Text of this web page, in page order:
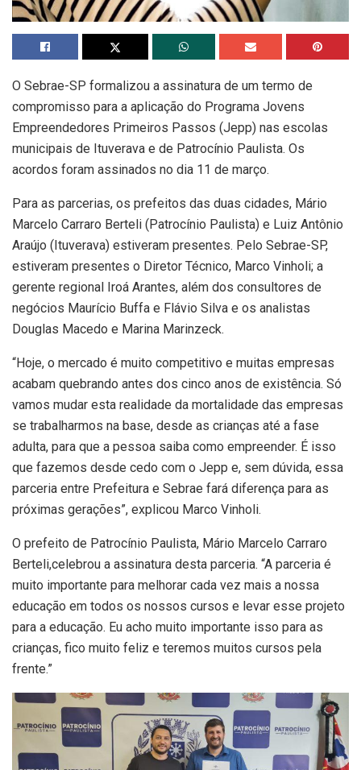
O Sebrae-SP formalizou a assinatura de um termo de
compromisso para a aplicação do Programa Jovens
Empreendedores Primeiros Passos (Jepp) nas escolas
municipais de Ituverava e de Patrocínio Paulista. Os
acordos foram assinados no dia 11 de março.
Para as parcerias, os prefeitos das duas cidades, Mário
Marcelo Carraro Berteli (Patrocínio Paulista) e Luiz Antônio
Araújo (Ituverava) estiveram presentes. Pelo Sebrae-SP,
estiveram presentes o Diretor Técnico, Marco Vinholi; a
gerente regional Iroá Arantes, além dos consultores de
negócios Maurício Buffa e Flávio Silva e os analistas
Douglas Macedo e Marina Marinzeck.
“Hoje, o mercado é muito competitivo e muitas empresas
acabam quebrando antes dos cinco anos de existência. Só
vamos mudar esta realidade da mortalidade das empresas
se trabalharmos na base, desde as crianças até a fase
adulta, para que a pessoa saiba como empreender. É isso
que fazemos desde cedo com o Jepp e, sem dúvida, essa
parceria entre Prefeitura e Sebrae fará diferença para as
próximas gerações”, explicou Marco Vinholi.
O prefeito de Patrocínio Paulista, Mário Marcelo Carraro
Berteli,celebrou a assinatura desta parceria. “A parceria é
muito importante para melhorar cada vez mais a nossa
educação em todos os nossos cursos e levar esse projeto
para a educação. Eu acho muito importante isso para as
crianças, fico muito feliz e teremos muitos cursos pela
frente.”